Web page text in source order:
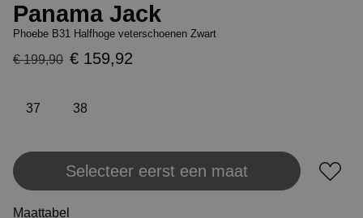
Panama Jack
Phoebe B31 Halfhoge veterschoenen Zwart
€ 199,90 € 159,92
37 38
Plaats in winkeltas
Selecteer eerst een maat
Maattabel